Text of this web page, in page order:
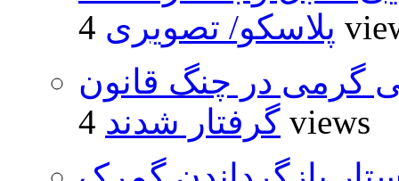
پلاسکو/ تصویری 4
گرمی در چنگ قانون
گرفتار شدند 4 views